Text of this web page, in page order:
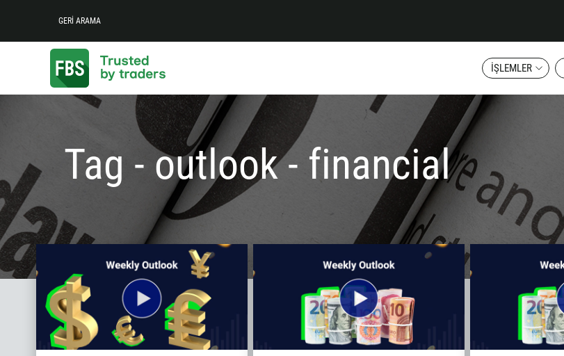
GERI ARAMA
İŞLEMLER
Tag - outlook - financial